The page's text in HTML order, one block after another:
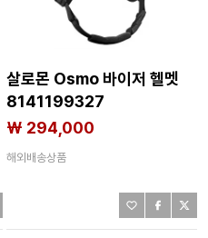
살로몬 Osmo 바이저 헬멧
8141199327
₩ 294,000
해외배송상품